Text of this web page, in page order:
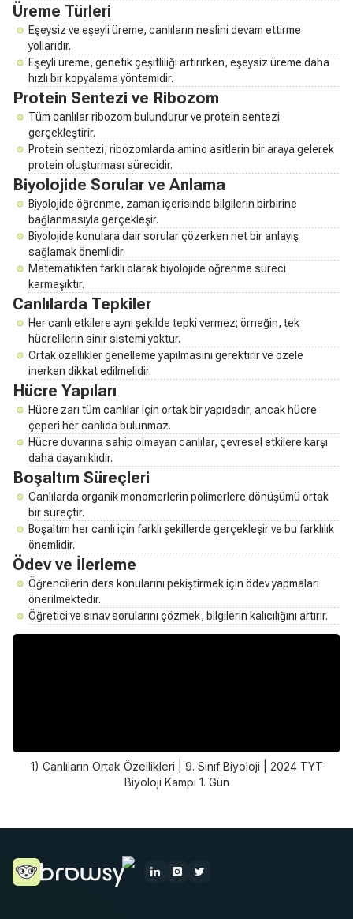
Üreme Türleri
Eşeysiz ve eşeyli üreme, canlıların neslini devam ettirme
yollarıdır.
Eşeyli üreme, genetik çeşitliliği artırırken, eşeysiz üreme daha
hızlı bir kopyalama yöntemidir.
Protein Sentezi ve Ribozom
Tüm canlılar ribozom bulundurur ve protein sentezi
gerçekleştirir.
Protein sentezi, ribozomlarda amino asitlerin bir araya gelerek
protein oluşturması sürecidir.
Biyolojide Sorular ve Anlama
Biyolojide öğrenme, zaman içerisinde bilgilerin birbirine
bağlanmasıyla gerçekleşir.
Biyolojide konulara dair sorular çözerken net bir anlayış
sağlamak önemlidir.
Matematikten farklı olarak biyolojide öğrenme süreci
karmaşıktır.
Canlılarda Tepkiler
Her canlı etkilere aynı şekilde tepki vermez; örneğin, tek
hücrelilerin sinir sistemi yoktur.
Ortak özellikler genelleme yapılmasını gerektirir ve özele
inerken dikkat edilmelidir.
Hücre Yapıları
Hücre zarı tüm canlılar için ortak bir yapıdadır; ancak hücre
çeperi her canlıda bulunmaz.
Hücre duvarına sahip olmayan canlılar, çevresel etkilere karşı
daha dayanıklıdır.
Boşaltım Süreçleri
Canlılarda organik monomerlerin polimerlere dönüşümü ortak
bir süreçtir.
Boşaltım her canlı için farklı şekillerde gerçekleşir ve bu farklılık
önemlidir.
Ödev ve İlerleme
Öğrencilerin ders konularını pekiştirmek için ödev yapmaları
önerilmektedir.
Öğretici ve sınav sorularını çözmek, bilgilerin kalıcılığını artırır.
1) Canlıların Ortak Özellikleri | 9. Sınıf Biyoloji | 2024 TYT
Biyoloji Kampı 1. Gün